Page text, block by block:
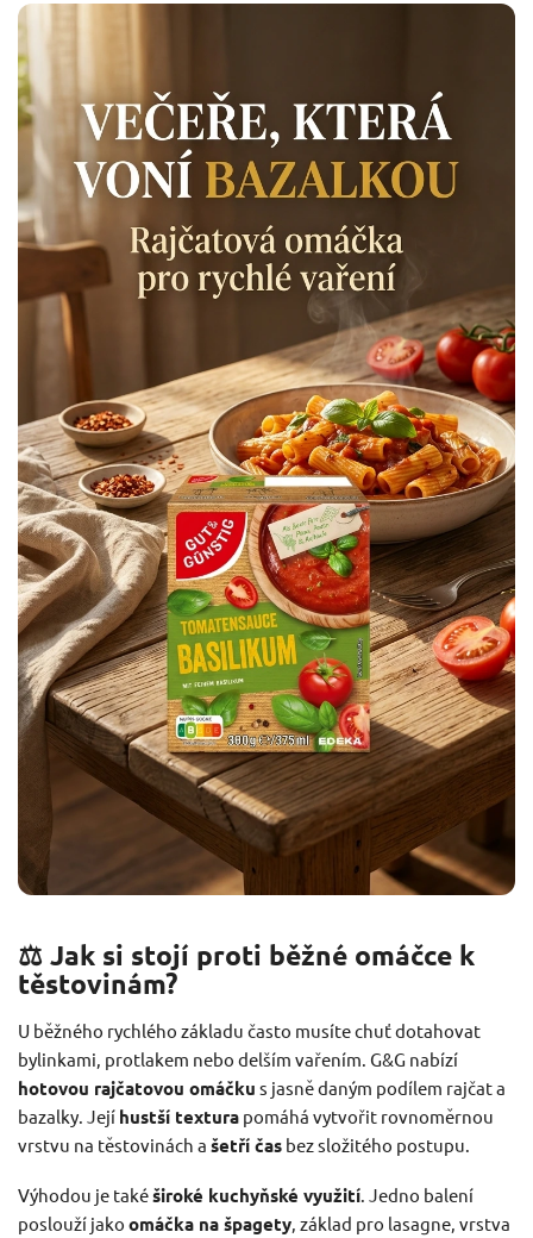
⚖️ Jak si stojí proti běžné omáčce k
těstovinám?
U běžného rychlého základu často musíte chuť dotahovat
bylinkami, protlakem nebo delším vařením. G&G nabízí
hotovou rajčatovou omáčku s jasně daným podílem rajčat a
bazalky. Její hustší textura pomáhá vytvořit rovnoměrnou
vrstvu na těstovinách a šetří čas bez složitého postupu.
Výhodou je takéširoké kuchyňské využití . Jedno balení
poslouží jako omáčka na špagety , základ pro lasagne, vrstva